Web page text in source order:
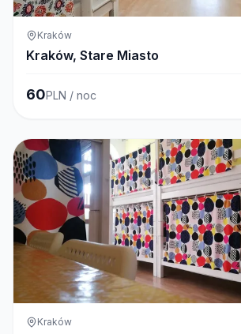
Kraków
Kraków, Stare Miasto
60PLN / noc
Kraków